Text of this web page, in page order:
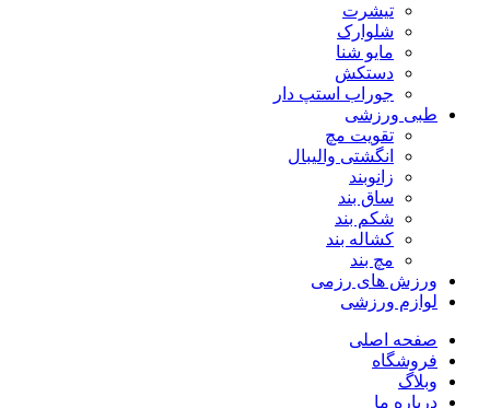
تیشرت
شلوارک
مایو شنا
دستکش
جوراب استپ دار
طبی ورزشی
تقویت مچ
انگشتی واليبال
زانوبند
ساق بند
شکم بند
کشاله بند
مچ بند
ورزش های رزمی
لوازم ورزشی
صفحه اصلی
فروشگاه
وبلاگ
درباره ما